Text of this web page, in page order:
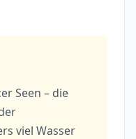
Seen – die
viel Wasser